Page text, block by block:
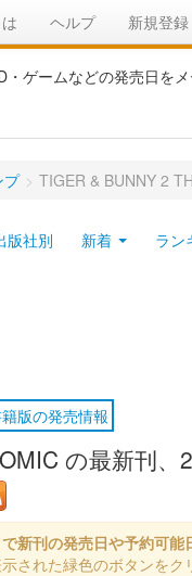
ヘルプ 新規登録
ゲームなどの発売日を
プ > TIGER & BUNNY 2
版社別 新着 ラン
版の発売情報
の最新刊
新刊の発売日や予約可能
された緑色のボタンをク